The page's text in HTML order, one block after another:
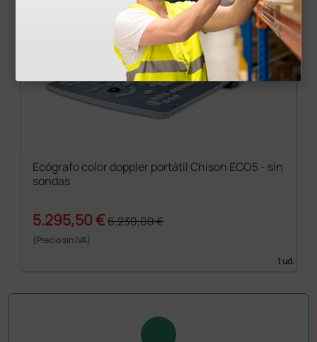
Ecógrafo color doppler portátil Chison ECO5 - sin
sondas
5.295,50 €6.230,00 €
(Precio sin IVA)
1 ud.